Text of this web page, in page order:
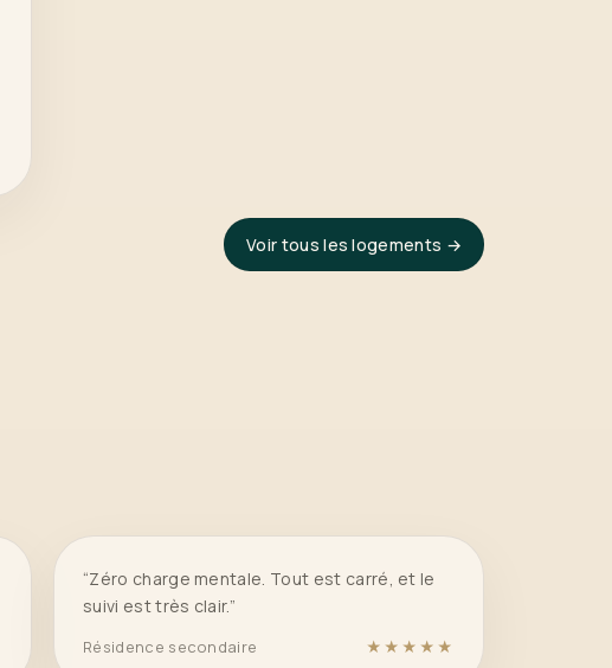
Voir tous les logements →
“Zéro charge mentale. Tout est carré, et le
suivi est très clair.”
Résidence secondaire ★★★★★